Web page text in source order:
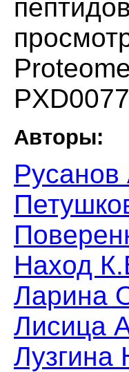
Авторы:
Наход
Ларина
Лисица
Лузгина